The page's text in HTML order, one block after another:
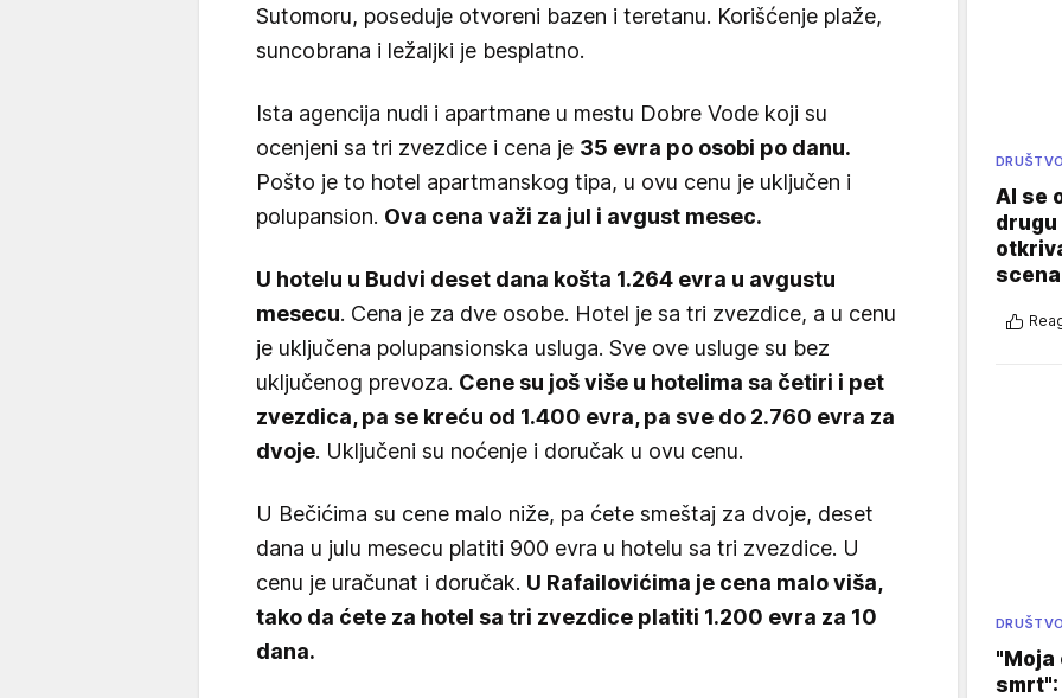
Sutomoru, poseduje otvoreni bazen i teretanu. Korišćenje plaže,
suncobrana i ležaljki je besplatno.
Ista agencija nudi i apartmane u mestu Dobre Vode koji su
ocenjeni sa tri zvezdice i cena je 35 evra po osobi po danu.
Pošto je to hotel apartmanskog tipa, u ovu cenu je uključen i
polupansion. Ova cena važi za jul i avgust mesec.
U hotelu u Budvi deset dana košta 1.264 evra u avgustu
mesecu. Cena je za dve osobe. Hotel je sa tri zvezdice, a u cenu
je uključena polupansionska usluga. Sve ove usluge su bez
uključenog prevoza. Cene su još više u hotelima sa četiri i pet
zvezdica, pa se kreću od 1.400 evra, pa sve do 2.760 evra za
dvoje. Uključeni su noćenje i doručak u ovu cenu.
U Bečićima su cene malo niže, pa ćete smeštaj za dvoje, deset
dana u julu mesecu platiti 900 evra u hotelu sa tri zvezdice. U
cenu je uračunat i doručak. U Rafailovićima je cena malo viša,
tako da ćete za hotel sa tri zvezdice platiti 1.200 evra za 10
dana.
DRUŠTVO
AI se
DRUŠTVO
"Moja